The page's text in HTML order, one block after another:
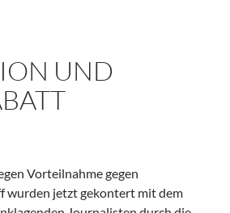
UND
Vorteilnahme gegen
wurden jetzt gekontert mit dem